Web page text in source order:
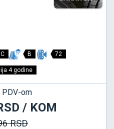
C B 72
4 godine
PDV-om
/ KOM
RSD